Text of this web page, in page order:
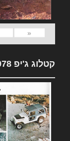
«
קטלוג ג'יפ 1978